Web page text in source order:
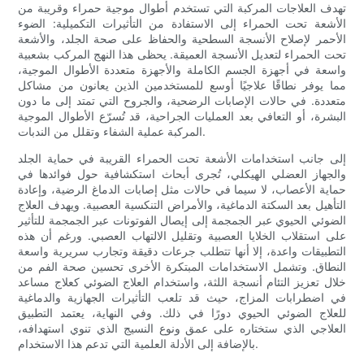
تهدف العلاجات المركبة التي تستخدم أطوال موجية حمراء وقريبة من
الأشعة تحت الحمراء إلى الاستفادة من التأثيرات التكميلية: الضوء
الأحمر لإصلاح الأنسجة السطحية والحفاظ على صحة الجلد، والأشعة
تحت الحمراء لتعديل الأنسجة العميقة. يحظى هذا النهج المركب بشعبية
واسعة في أجهزة الجسم الكاملة والأجهزة متعددة الأطوال الموجية،
مما يوفر نطاقًا علاجيًا أوسع للمستخدمين الذين يعانون من مشاكل
متعددة. في حالات الإصابات الرضحية، والجروح التي تمتد إلى ما دون
البشرة، أو التعافي بعد العمليات الجراحية، قد تُسرّع الأطوال الموجية
المركبة عملية الشفاء وتقلل من الندبات.
إلى جانب استخدامات الأشعة تحت الحمراء القريبة في حماية الجلد
والجهاز العضلي الهيكلي، تُجرى أبحاث استكشافية حول فوائدها في
حماية الأعصاب، لا سيما في حالات مثل إصابات الدماغ الرضية، وإعادة
التأهيل بعد السكتة الدماغية، والأمراض التنكسية العصبية. ويهدف العلاج
الضوئي الحيوي عبر الجمجمة إلى إيصال الفوتونات عبر الجمجمة للتأثير
على استقلاب الخلايا العصبية وتقليل الالتهاب العصبي. ورغم أن هذه
التطبيقات واعدة، إلا أنها تتطلب جرعات دقيقة وتجارب سريرية واسعة
النطاق. وتشمل الاستخدامات المبتكرة الأخرى تحسين صحة الفم من
خلال تعزيز التئام أنسجة اللثة، واستخدام العلاج الضوئي كعلاج مساعد
في اضطرابات المزاج، حيث قد تلعب التأثيرات الجهازية والدماغية
للعلاج الضوئي الحيوي دورًا في ذلك. وفي النهاية، يعتمد التطبيق
العلاجي الذي ستختاره على عمق ونوع النسيج الذي تنوي استهدافه،
بالإضافة إلى الأدلة العلمية التي تدعم هذا الاستخدام.